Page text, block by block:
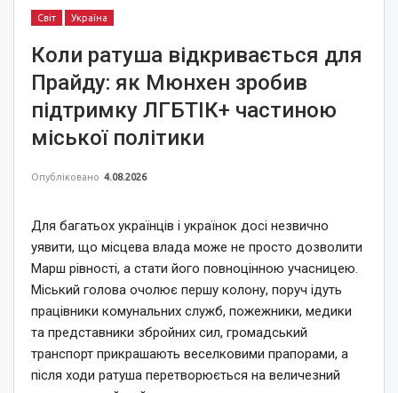
Світ Україна
Коли ратуша відкривається для
Прайду: як Мюнхен зробив
підтримку ЛГБТІК+ частиною
міської політики
Опубліковано 4.08.2026
Для багатьох українців і українок досі незвично
уявити, що місцева влада може не просто дозволити
Марш рівності, а стати його повноцінною учасницею.
Міський голова очолює першу колону, поруч ідуть
працівники комунальних служб, пожежники, медики
та представники збройних сил, громадський
транспорт прикрашають веселковими прапорами, а
після ходи ратуша перетворюється на величезний